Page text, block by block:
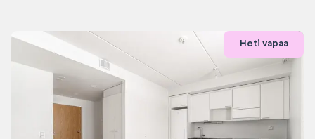
Heti vapaa